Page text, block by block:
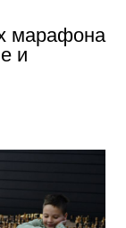
марафона
и